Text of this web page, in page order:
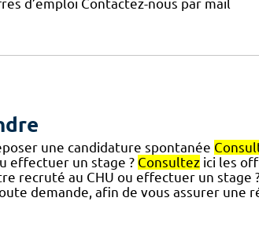
d’emploi Contactez-nous par mail
une candidature spontanée
effectuer un stage ? Consultezici les
recruté au CHU ou effectuer un stage
demande, afin de vous assurer une